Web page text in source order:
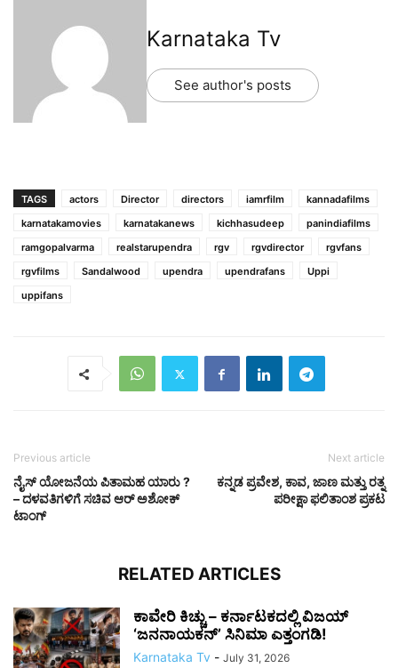
Karnataka Tv
See author's posts
TAGS actors Director directors iamrfilm
kannadafilms
karnatakamovies
karnatakanews kichhasudeep
panindiafilms
ramgopalvarma
realstarupendra rgv rgvdirector
rgvfans
rgvfilms
Sandalwood upendra upendrafans
Uppi
uppifans
Previous article
ನೈಸ್ ಯೋಜನೆಯ ಪಿತಾಮಹ ಯಾರು ?
– ದಳವತಿಗಳಿಗೆ ಸಚಿವ ಆರ್ ಅಶೋಕ್
ಟಾಂಗ್
Next article
ಕನ್ನಡ ಪ್ರವೇಶ, ಕಾವ, ಜಾಣ ಮತ್ತು ರತ್ನ
ಪರೀಕ್ಷಾ ಫಲಿತಾಂಶ ಪ್ರಕಟ
RELATED ARTICLES
ಕಾವೇರಿ ಕಿಚ್ಚು – ಕರ್ನಾಟಕದಲ್ಲಿ ವಿಜಯ್
‘ಜನನಾಯಕನ್’ ಸಿನಿಮಾ ಎತ್ತಂಗಡಿ!
Karnataka Tv - July 31, 2026